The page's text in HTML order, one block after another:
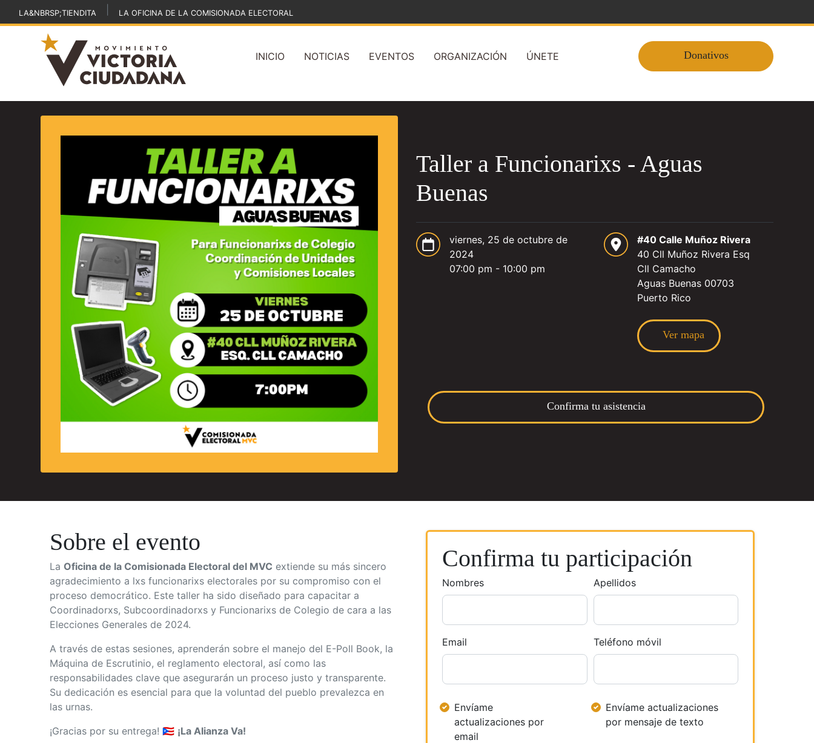
LA&NBRSP;TIENDITA LA OFICINA DE LA COMISIONADA ELECTORAL
INICIO NOTICIAS EVENTOS ORGANIZACIÓN ÚNETE Donativos
Taller a Funcionarixs - Aguas
Buenas
viernes, 25 de octubre de
2024
07:00 pm - 10:00 pm
#40 Calle Muñoz Rivera
40 Cll Muñoz Rivera Esq
Cll Camacho
Aguas Buenas 00703
Puerto Rico
Ver mapa
Confirma tu asistencia
Sobre el evento
La Oficina de la Comisionada Electoral del MVC extiende su más sincero
agradecimiento a lxs funcionarixs electorales por su compromiso con el
proceso democrático. Este taller ha sido diseñado para capacitar a
Coordinadorxs, Subcoordinadorxs y Funcionarixs de Colegio de cara a las
Elecciones Generales de 2024.
A través de estas sesiones, aprenderán sobre el manejo del E-Poll Book, la
Máquina de Escrutinio, el reglamento electoral, así como las
responsabilidades clave que asegurarán un proceso justo y transparente.
Su dedicación es esencial para que la voluntad del pueblo prevalezca en
las urnas.
¡Gracias por su entrega! 🇵🇷 ¡La Alianza Va!
Confirma tu participación
Nombres Apellidos
Email Teléfono móvil
Envíame
actualizaciones por
email
Envíame actualizaciones
por mensaje de texto